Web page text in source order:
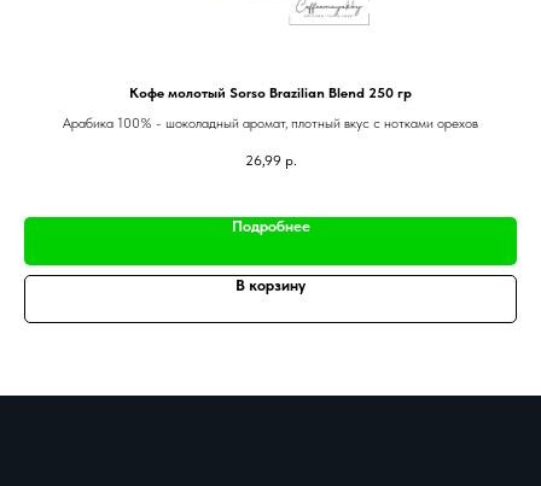
Кофе молотый Sorso Brazilian Blend 250 гр
Арабика 100% - шоколадный аромат, плотный вкус с нотками орехов
26,99 р.
Подробнее
В корзину